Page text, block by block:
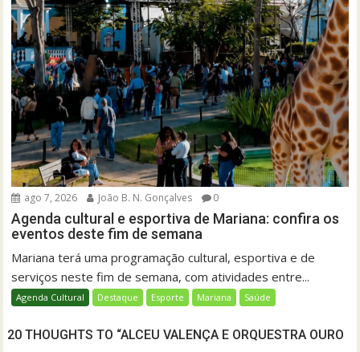
ago 7, 2026 João B. N. Gonçalves 0
Agenda cultural e esportiva de Mariana: confira os
eventos deste fim de semana
Mariana terá uma programação cultural, esportiva e de
serviços neste fim de semana, com atividades entre...
Agenda Cultural Destaque Esporte Mariana Saúde
20 THOUGHTS TO “ALCEU VALENÇA E ORQUESTRA OURO